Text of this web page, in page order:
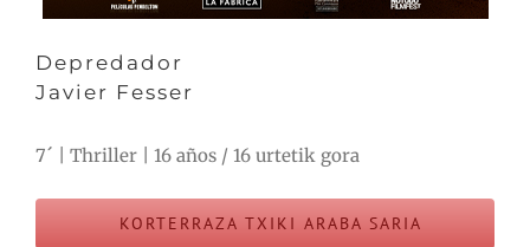
Depredador
Javier Fesser
7´ | Thriller | 16 años / 16 urtetik gora
KORTERRAZA TXIKI ARABA SARIA